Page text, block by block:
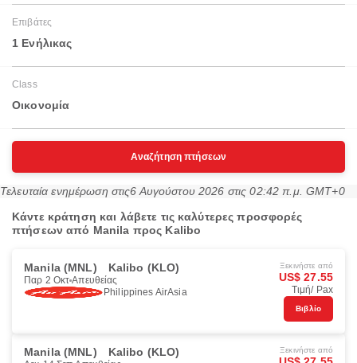
Επιβάτες
1 Ενήλικας
Class
Οικονομία
Αναζήτηση πτήσεων
Τελευταία ενημέρωση στις6 Αυγούστου 2026 στις 02:42 π.μ. GMT+0
Κάντε κράτηση και λάβετε τις καλύτερες προσφορές
πτήσεων από Manila προς Kalibo
Manila (MNL) Kalibo (KLO)
Παρ 2 Οκτ Απευθείας
Philippines AirAsia
Ξεκινήστε από
US$ 27.55
Τιμή/ Pax
Βιβλίο
Manila (MNL) Kalibo (KLO) Ξεκινήστε από